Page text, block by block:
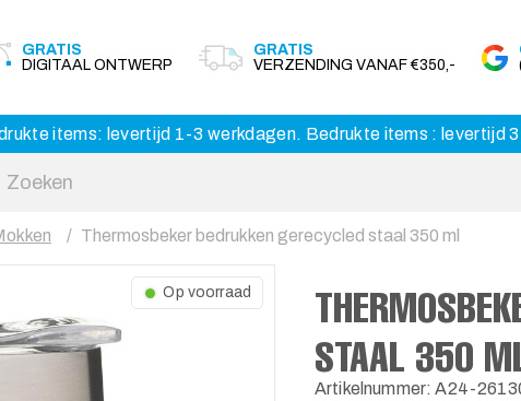
GRATIS
DIGITAAL ONTWERP
GRATIS
VERZENDING VANAF €350,-
items: levertijd 1-3 werkdagen. Bedrukte items : levertijd
Thermosbeker bedrukken gerecycled staal 350 ml
Op voorraad
STAAL 350
Artikelnummer: A24-